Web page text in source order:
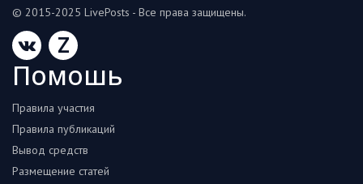
© 2015-2025 LivePosts - Все права защищены.
Z
Помошь
Правила участия
Правила публикаций
Вывод средств
Размещение статей